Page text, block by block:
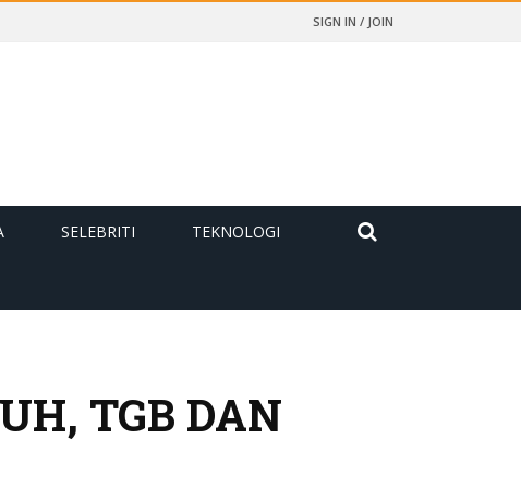
SIGN IN / JOIN
SELEBRITI TEKNOLOGI
TGB DAN